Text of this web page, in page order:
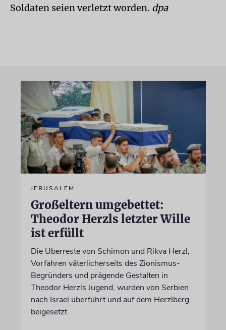
Soldaten seien verletzt worden. dpa
JERUSALEM
Großeltern umgebettet:
Theodor Herzls letzter Wille
ist erfüllt
Die Überreste von Schimon und Rikva Herzl,
Vorfahren väterlicherseits des Zionismus-
Begründers und prägende Gestalten in
Theodor Herzls Jugend, wurden von Serbien
nach Israel überführt und auf dem Herzlberg
beigesetzt